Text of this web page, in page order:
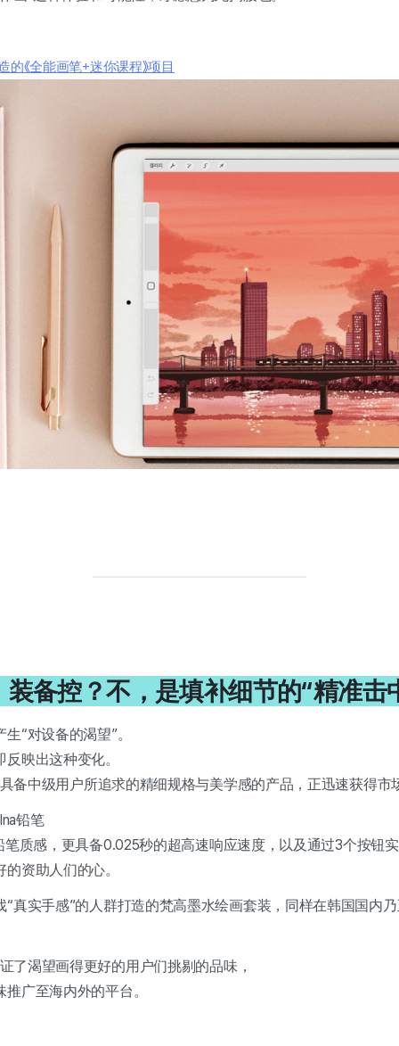
《全能画笔+迷你课程》项目
装备控？不，是填补细节的“精准击
“对设备的渴望”。
映出这种变化。
备中级用户所追求的精细规格与美学感的产品，正迅速获得市
铅笔
笔质感，更具备0.025秒的超高速响应速度，以及通过3个按钮
资助人们的心。
“真实手感”的人群打造的梵高墨水绘画套装，同样在韩国国内
了渴望画得更好的用户们挑剔的品味，
广至海内外的平台。